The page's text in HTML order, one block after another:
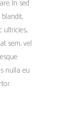
In sed
ultricies,
sem, vel
nulla eu